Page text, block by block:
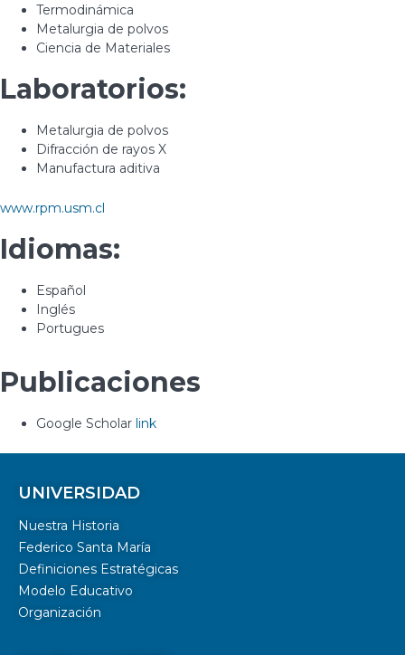
Termodinámica
Metalurgia de polvos
Ciencia de Materiales
Laboratorios:
Metalurgia de polvos
Difracción de rayos X
Manufactura aditiva
www.rpm.usm.cl
Idiomas:
Español
Inglés
Portugues
Publicaciones
Google Scholar link
UNIVERSIDAD
Nuestra Historia
Federico Santa María
Definiciones Estratégicas
Modelo Educativo
Organización